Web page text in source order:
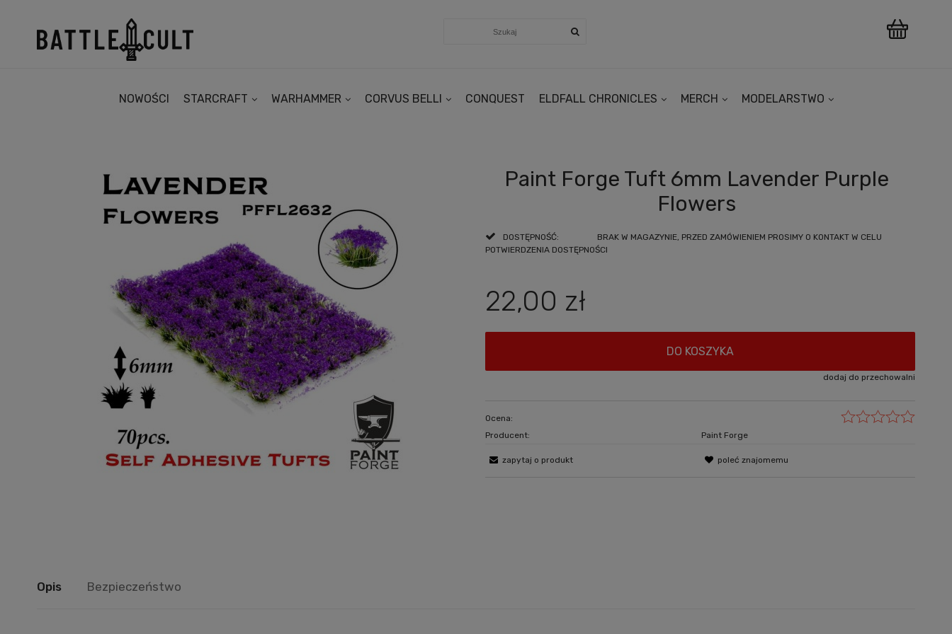
NOWOŚCI STARCRAFT WARHAMMER CORVUS BELLI CONQUEST ELDFALL CHRONICLES MERCH MODELARSTWO
Paint Forge Tuft 6mm Lavender Purple
Flowers
DOSTĘPNOŚĆ:
BRAK W MAGAZYNIE, PRZED ZAMÓWIENIEM PROSIMY O KONTAKT W CELU
POTWIERDZENIA DOSTĘPNOŚCI
22,00 zł
DO KOSZYKA
dodaj do przechowalni
Ocena:
Producent:
Paint Forge
zapytaj o produkt poleć znajomemu
Opis Bezpieczeństwo